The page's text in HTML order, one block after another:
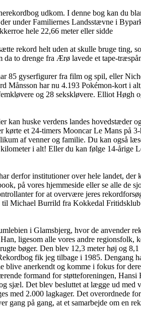
udkom. I denne bog kan du
under Familiernes Landsstævne i
hele 22,66 meter eller sidde
rekord helt uden at skulle bruge ting,
to drenge fra Ærø lavede et tape-
85 gyserfigurer fra film og spil, eller
Månsson har nu 4.193 Pokémon-kort i
og 28 sekskløvere. Elliot Høgh
kan huske verdens landes hovedstæder
et 24-timers Mooncar Le Mans på
af venner og familie. Du kan også
i alt! Eller du kan følge 14-
derfor institutioner over hele landet,
på vores hjemmeside eller se alle
for at overvære jeres
Michael Burrild fra Kokkedal
i Glamsbjerg, hvor de
ligesom alle vores andre
bøger. Den blev 12,3 meter høj og
fik jeg tilbage i 1985. Dengang
blive anerkendt og komme i fokus for
formand for støtteforeningen,
sjæl. Det blev besluttet at lægge ud med
med 2.000 lagkager. Det overordnede
gang på gang, at et samarbejde om en